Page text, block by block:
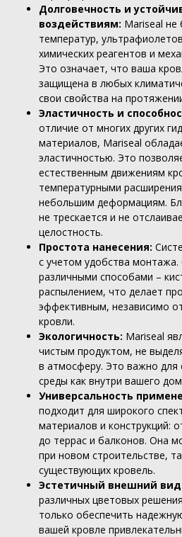
Долговечность и
воздействиям: Mariseal не
температур,
химических реагентов и
Это означает, что ваша
защищена в любых
свои свойства на
Эластичность и
отличие от многих других
материалов, Mariseal
эластичностью. Это
естественным движениям
температурными
небольшим деформациям.
не трескается и не
целостность.
Простота нанесения:
с учетом удобства
различными способами –
распылением, что делает
эффективным, независимо
кровли.
Экологичность: Mariseal
чистым продуктом, не
в атмосферу. Это важно для
среды как внутри вашего
Универсальность
подходит для широкого
материалов и конструкций:
до террас и балконов. Она
при новом строительстве,
существующих кровель.
Эстетичный внешний
различных цветовых
только обеспечить
вашей кровле